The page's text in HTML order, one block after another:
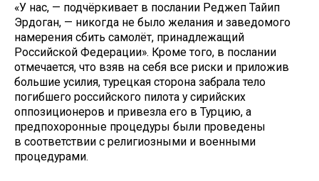
«У нас, — подчёркивает в послании Реджеп Тайип
Эрдоган, — никогда не было желания и заведомого
намерения сбить самолёт, принадлежащий
Российской Федерации». Кроме того, в послании
отмечается, что взяв на себя все риски и приложив
большие усилия, турецкая сторона забрала тело
погибшего российского пилота у сирийских
оппозиционеров и привезла его в Турцию, а
предпохоронные процедуры были проведены
в соответствии с религиозными и военными
процедурами.